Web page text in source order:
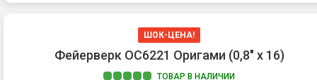
ШОК-ЦЕНА!
Фейерверк ОС6221 Оригами (0,8" х 16)
ТОВАР В НАЛИЧИИ